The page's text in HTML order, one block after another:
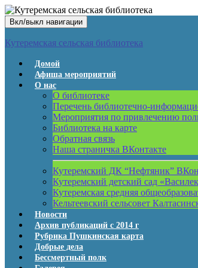
Вкл/выкл навигации
Кутеремская сельская библиотека
Домой
Афиша мероприятий
О нас
О библиотеке
Перечень библиотечно-
Мероприятия по привлечению
Библиотека на карте
Обратная связь
Наша страничка ВКонтакте
Кутеремский ДК “Нефтяник”
Кутеремский детский сад
Кутеремская средняя
Кельтеевский сельсовет
Новости
Архив публикаций с 2014 г
Рубрика Пушкинская карта
Добрые дела
Бессмертный полк